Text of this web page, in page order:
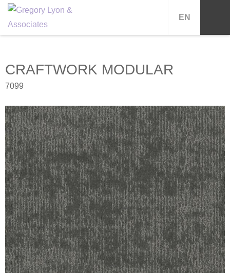
EN
CRAFTWORK MODULAR
7099